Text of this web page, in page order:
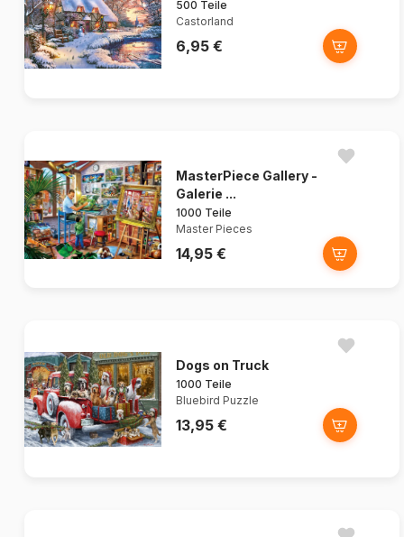
500 Teile
Castorland
6,95 €
MasterPiece Gallery -
Galerie ...
1000 Teile
Master Pieces
14,95 €
Dogs on Truck
1000 Teile
Bluebird Puzzle
13,95 €